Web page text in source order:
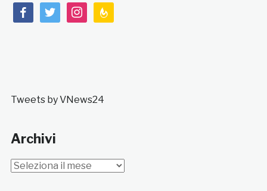
facebooktwitterinstagramfeedburner
Tweets by VNews24
Archivi
Archivi